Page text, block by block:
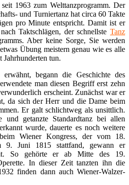
1963 zum Welttanzprogramm. Der
und Turniertanz hat circa 60 Takte
pro Minute entspricht. Damit ist er
Taktschlägen, der schnellste Tanz
Aber keine Sorge, Sie werden
Übung meistern genau wie es alle
Jahrhunderten tun.
begann die Geschichte des
man diesen Begriff erst zehn
erscheint. Zunächst war er
da sich der Herr und die Dame beim
Er galt schlichtweg als unsittlich.
getanzte Standardtanz bei allen
wurde, dauerte es noch weitere
Wiener Kongress, der vom 18.
9. Juni 1815 stattfand, gewann er
So gehörte er ab Mitte des 19.
In dieser Zeit tanzten ihn die
finden dann auch Wiener-Walzer-